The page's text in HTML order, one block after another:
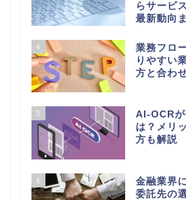
らサービ
最新動向
4
業務フロ
りやすい
方と合わ
5
AI-OCRが
は？メリ
方も解説
6
金融業界
委託先の